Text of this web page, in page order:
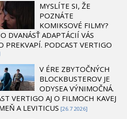
MYSLÍTE SI, ŽE
POZNÁTE
KOMIKSOVÉ FILMY?
DVANÁSŤ ADAPTÁCIÍ VÁS
PREKVAPÍ. PODCAST VERTIGO
V ÉRE ZBYTOČNÝCH
BLOCKBUSTEROV JE
ODYSEA VÝNIMOČNÁ.
VERTIGO AJ O FILMOCH KAVEJ
A LEVITICUS [26.7 2026]